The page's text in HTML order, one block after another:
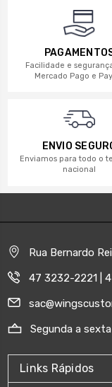
Facilidade e
Mercado Pago e
ENVIO
Enviamos para todo o
nacional
Rua Bernardo
47 3232-2221 |
Segunda a
Links Rápidos